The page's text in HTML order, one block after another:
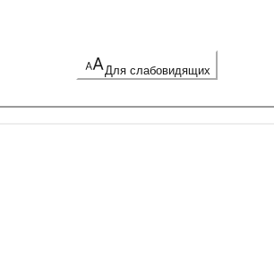
Для слабовидящих